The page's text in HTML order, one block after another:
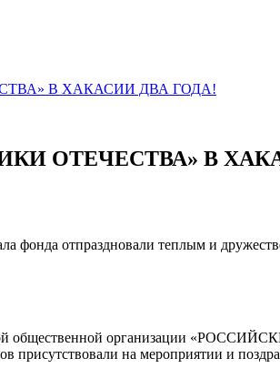
В ХАКАСИИ ДВА ГОДА!
ОТЕЧЕСТВА» В
фонда отпраздновали теплым и
общественной
на мероприятии и